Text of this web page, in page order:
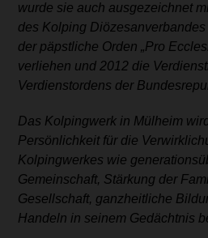
wurde sie auch ausgezeichnet
des Kolping
der päpstliche Orden „Pro
verliehen und 2012 die
Verdienstordens der
Das Kolpingwerk in Mülheim
Persönlichkeit für die
Kolpingwerkes wie
Gemeinschaft, Stärkung der
Gesellschaft, ganzheitliche
Handeln in seinem Gedächtnis